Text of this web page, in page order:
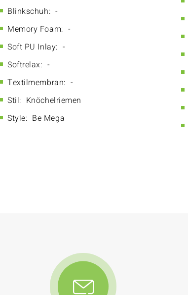
Blinkschuh: -
Memory Foam: -
Soft PU Inlay: -
Softrelax: -
Textilmembran: -
Stil: Knöchelriemen
Style: Be Mega